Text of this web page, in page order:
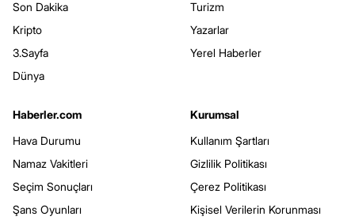
Son Dakika
Kripto
3.Sayfa
Dünya
Turizm
Yazarlar
Yerel Haberler
Haberler.com
Hava Durumu
Namaz Vakitleri
Seçim Sonuçları
Şans Oyunları
Kurumsal
Kullanım Şartları
Gizlilik Politikası
Çerez Politikası
Kişisel Verilerin Korunması